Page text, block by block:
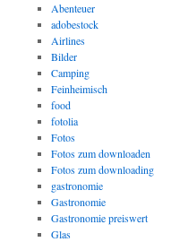
Abenteuer
adobestock
Airlines
Bilder
Camping
Feinheimisch
food
fotolia
Fotos
Fotos zum downloaden
Fotos zum downloading
gastronomie
Gastronomie
Gastronomie preiswert
Glas